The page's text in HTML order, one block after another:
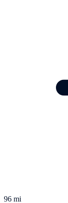
96 mi